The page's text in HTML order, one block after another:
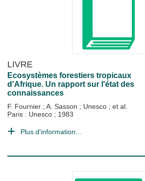
LIVRE
Ecosystèmes forestiers tropicaux
d'Afrique. Un rapport sur l'état des
connaissances
F. Fournier ; A. Sasson ; Unesco ; et al.
Paris : Unesco ; 1983
Plus d'information...